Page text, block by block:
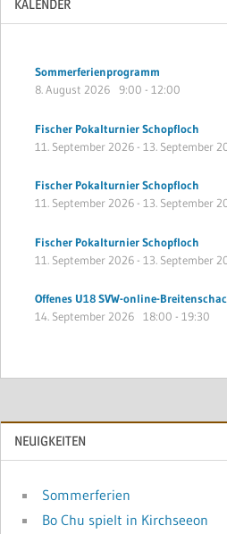
KALENDER
Sommerferienprogramm
8. August 2026 9:00 - 12:00
Fischer Pokalturnier Schopfloch
11. September 2026- 13. September
Fischer Pokalturnier Schopfloch
11. September 2026- 13. September
Fischer Pokalturnier Schopfloch
11. September 2026- 13. September
Offenes U18 SVW-online-
14. September 2026 18:00 - 19:30
NEUIGKEITEN
Sommerferien
Bo Chu spielt in Kirchseeon